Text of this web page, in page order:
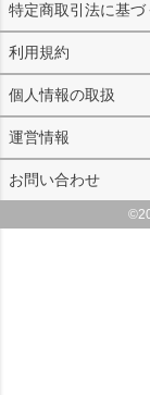
特定商取引法に基づ
利用規約
個人情報の取扱
運営情報
お問い合わせ